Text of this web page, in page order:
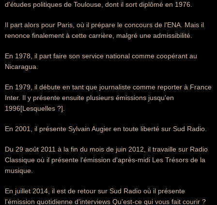
d'études politiques de Toulouse, dont il sort diplômé en 1976.
Il part alors pour Paris, où il prépare le concours de l'ENA. Mais il
renonce finalement à cette carrière, malgré une admissibilité.
En 1978, il part faire son service national comme coopérant au
Nicaragua.
En 1979, il débute en tant que journaliste comme reporter à France
Inter. Il y présente ensuite plusieurs émissions jusqu'en
1996[Lesquelles ?].
En 2001, il présente Sylvain Augier en toute liberté sur Sud Radio.
Du 29 août 2011 à la fin du mois de juin 2012, il travaille sur Radio
Classique où il présente l'émission d'après-midi Les Trésors de la
musique.
En juillet 2014, il est de retour sur Sud Radio où il présente
l'émission quotidienne d'interviews Qu'est-ce qui vous fait courir ?